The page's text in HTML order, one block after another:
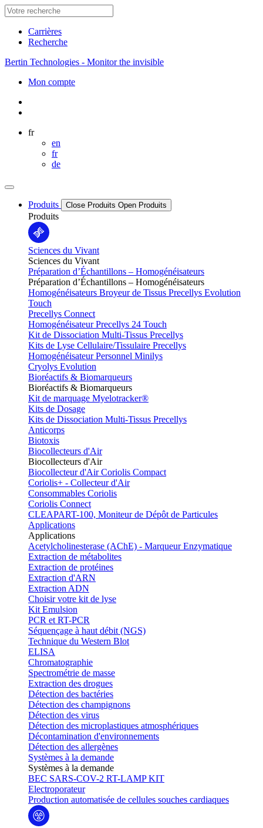
Carrières
Recherche
Bertin Technologies - Monitor the invisible
Mon compte
fr
en
fr
de
Produits Close Produits Open Produits
Produits
Sciences du Vivant
Sciences du Vivant
Préparation d’Échantillons – Homogénéisateurs
Préparation d’Échantillons – Homogénéisateurs
Homogénéisateurs Broyeur de Tissus Precellys Evolution
Touch
Precellys Connect
Homogénéisateur Precellys 24 Touch
Kit de Dissociation Multi-Tissus Precellys
Kits de Lyse Cellulaire/Tissulaire Precellys
Homogénéisateur Personnel Minilys
Cryolys Evolution
Bioréactifs & Biomarqueurs
Bioréactifs & Biomarqueurs
Kit de marquage Myelotracker®
Kits de Dosage
Kits de Dissociation Multi-Tissus Precellys
Anticorps
Biotoxis
Biocollecteurs d'Air
Biocollecteurs d'Air
Biocollecteur d'Air Coriolis Compact
Coriolis+ - Collecteur d'Air
Consommables Coriolis
Coriolis Connect
CLEAPART-100, Moniteur de Dépôt de Particules
Applications
Applications
Acetylcholinesterase (AChE) - Marqueur Enzymatique
Extraction de métabolites
Extraction de protéines
Extraction d'ARN
Extraction ADN
Choisir votre kit de lyse
Kit Emulsion
PCR et RT-PCR
Séquençage à haut débit (NGS)
Technique du Western Blot
ELISA
Chromatographie
Spectrométrie de masse
Extraction des drogues
Détection des bactéries
Détection des champignons
Détection des virus
Détection des microplastiques atmosphériques
Décontamination d'environnements
Détection des allergènes
Systèmes à la demande
Systèmes à la demande
BEC SARS-COV-2 RT-LAMP KIT
Electroporateur
Production automatisée de cellules souches cardiaques